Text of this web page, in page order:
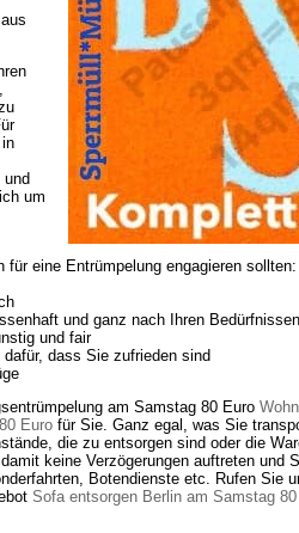
um
für eine Entrümpelung engagieren sollten:
und ganz nach Ihren
und fair
dass Sie zufrieden sind
am Samstag 80 Euro
Euro für Sie. Ganz egal, was Sie
die zu entsorgen sind oder die
keine Verzögerungen auftreten und
Botendienste etc. Rufen Sie
Sofa entsorgen Berlin am Samstag